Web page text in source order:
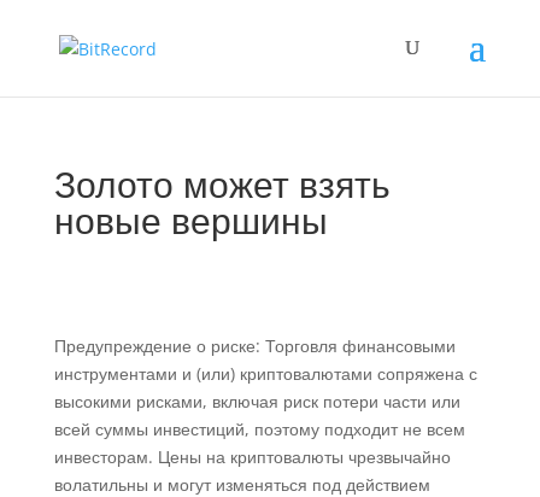
Золото может взять
новые вершины
Предупреждение о риске: Торговля финансовыми
инструментами и (или) криптовалютами сопряжена с
высокими рисками, включая риск потери части или
всей суммы инвестиций, поэтому подходит не всем
инвесторам. Цены на криптовалюты чрезвычайно
волатильны и могут изменяться под действием